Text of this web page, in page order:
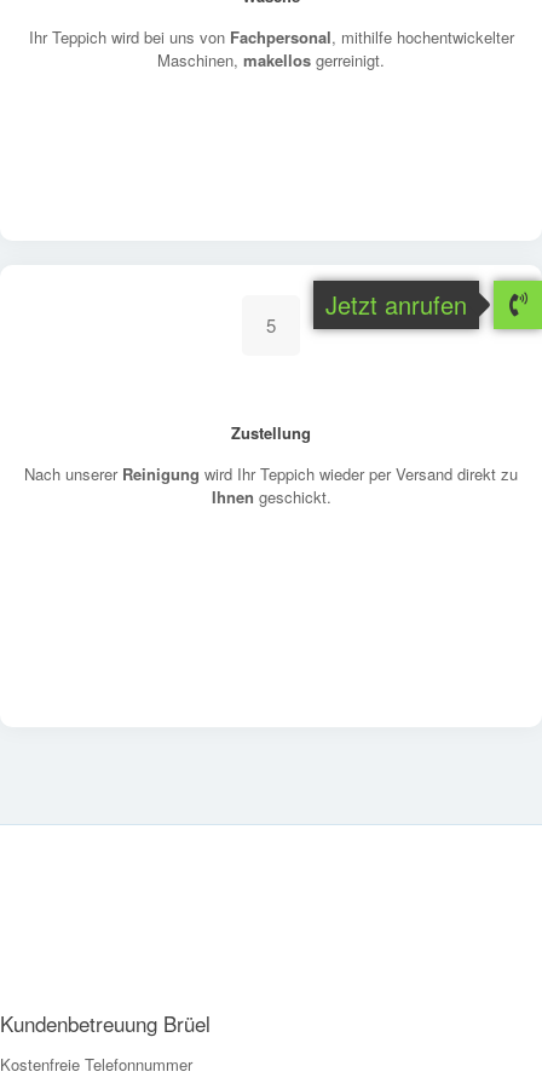
Ihr Teppich wird bei uns von Fachpersonal, mithilfe hochentwickelter
Maschinen, makellos gerreinigt.
5
Zustellung
Nach unserer Reinigung wird Ihr Teppich wieder per Versand direkt zu
Ihnen geschickt.
Kundenbetreuung Brüel
Kostenfreie Telefonnummer
Jetzt anrufen